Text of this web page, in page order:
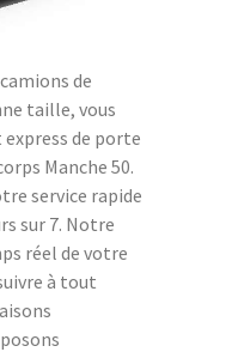
camions de
taille, vous
de porte
Manche 50.
service rapide
sur 7. Notre
réel de votre
à tout